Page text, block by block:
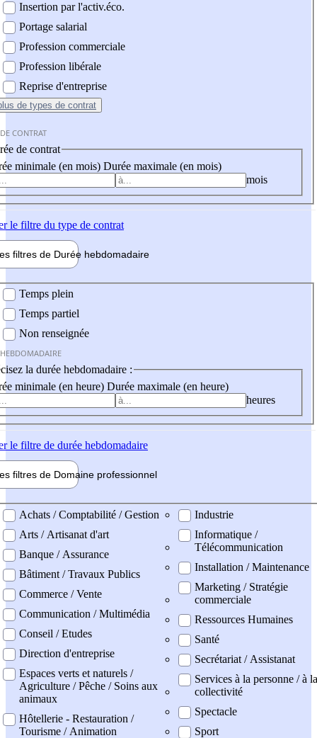
Insertion par l'activ.éco.
Portage salarial
Profession commerciale
Profession libérale
Reprise d'entreprise
de types de contrat
CONTRAT
de contrat
minimale (en mois) Durée maximale (en mois)
mois
le filtre du type de contrat
filtres de Durée hebdomadaire
Temps plein
Temps partiel
Non renseignée
la durée hebdomadaire :
minimale (en heure) Durée maximale (en heure)
heures
le filtre de durée hebdomadaire
filtres de Domaine professionnel
professionel
Achats / Comptabilité / Gestion
Arts / Artisanat d'art
Banque / Assurance
Bâtiment / Travaux Publics
Commerce / Vente
Communication / Multimédia
Conseil / Etudes
Direction d'entreprise
Espaces verts et naturels /
Agriculture / Pêche / Soins aux
animaux
Hôtellerie - Restauration /
Tourisme / Animation
Industrie
Informatique /
Télécommunication
Installation / Maintenance
Marketing / Stratégie
commerciale
Ressources Humaines
Santé
Secrétariat / Assistanat
Services à la personne / à la
collectivité
Spectacle
Sport